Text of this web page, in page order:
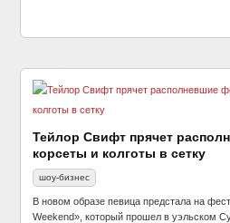
Тейлор Свифт прячет
корсеты и колготы в сетку
шоу-бизнес
В новом образе певица предстала на
Weekend», который прошел в уэльском